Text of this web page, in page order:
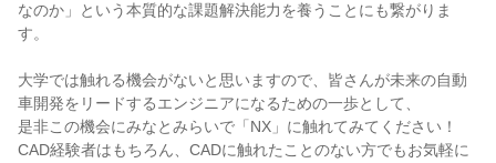
なのか」という本質的な課題解決能力を養うことにも繋がりま
す。
大学では触れる機会がないと思いますので、皆さんが未来の自動
車開発をリードするエンジニアになるための一歩として、
是非この機会にみなとみらいで「NX」に触れてみてください！
CAD経験者はもちろん、CADに触れたことのない方でもお気軽に